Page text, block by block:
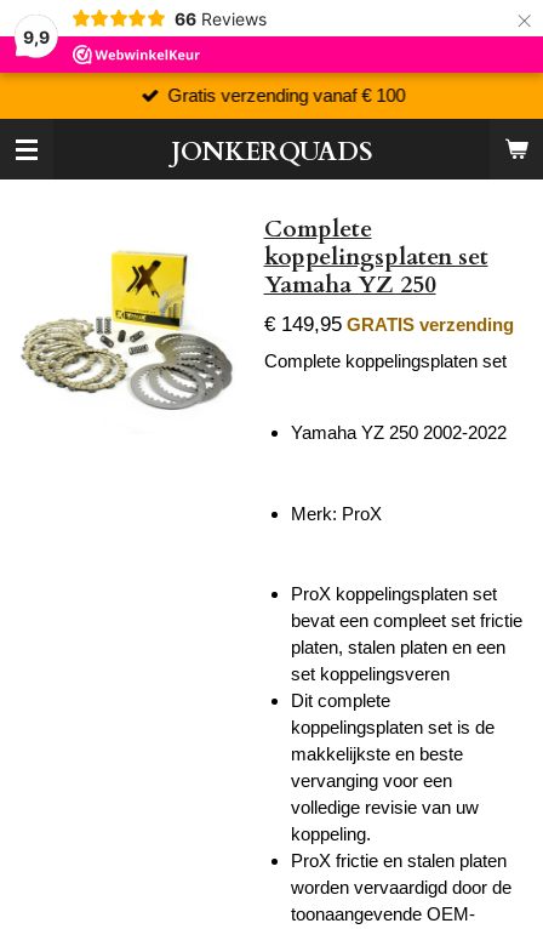
9,9
66 Reviews ×
JONKERQUADS
Gratis verzending vanaf € 100
Complete
koppelingsplaten set
Yamaha YZ 250
€ 149,95 GRATIS verzending
Complete koppelingsplaten set
Yamaha YZ 250 2002-2022
Merk: ProX
ProX koppelingsplaten set
bevat een compleet set frictie
platen, stalen platen en een
set koppelingsveren
Dit complete
koppelingsplaten set is de
makkelijkste en beste
vervanging voor een
volledige revisie van uw
koppeling.
ProX frictie en stalen platen
worden vervaardigd door de
toonaangevende OEM-